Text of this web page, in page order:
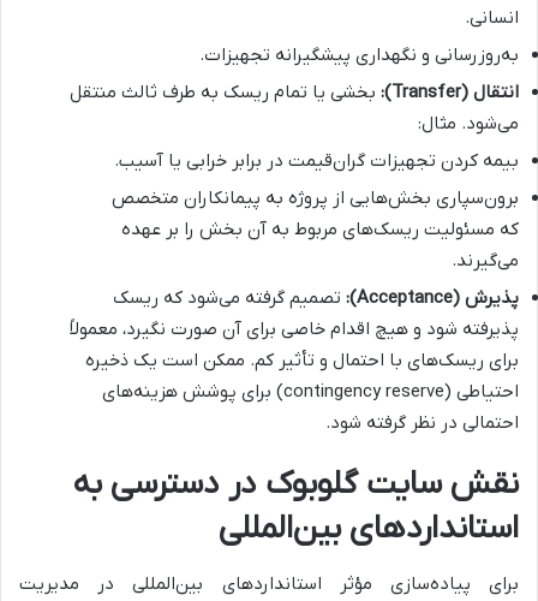
انسانی.
به‌روزرسانی و نگهداری پیشگیرانه تجهیزات.
انتقال (Transfer):
بخشی یا تمام ریسک به طرف ثالث منتقل
می‌شود. مثال:
بیمه کردن تجهیزات گران‌قیمت در برابر خرابی یا آسیب.
برون‌سپاری بخش‌هایی از پروژه به پیمانکاران متخصص
که مسئولیت ریسک‌های مربوط به آن بخش را بر عهده
می‌گیرند.
پذیرش (Acceptance):
تصمیم گرفته می‌شود که ریسک
پذیرفته شود و هیچ اقدام خاصی برای آن صورت نگیرد، معمولاً
برای ریسک‌های با احتمال و تأثیر کم. ممکن است یک ذخیره
احتیاطی (contingency reserve) برای پوشش هزینه‌های
احتمالی در نظر گرفته شود.
نقش سایت گلوبوک در دسترسی به
استانداردهای بین‌المللی
برای پیاده‌سازی مؤثر استانداردهای بین‌المللی در مدیریت